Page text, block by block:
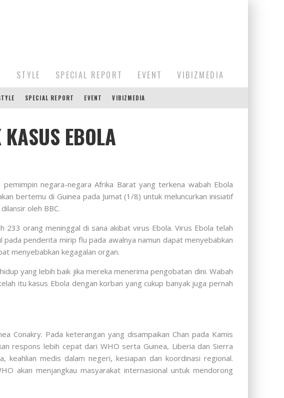
STYLE SPECIAL REPORT EVENT VIBIZMEDIA
SPECIAL REPORT EVENT VIBIZMEDIA
EBOLA
negara-negara Afrika Barat yang terkena wabah Ebola
bertemu di Guinea pada Jumat (1/8) untuk meluncurkan inisiatif
oleh BBC.
orang meninggal di sana akibat virus Ebola. Virus Ebola telah
penderita mirip flu pada awalnya namun dapat menyebabkan
menyebabkan kegagalan organ.
yang lebih baik jika mereka menerima pengobatan dini. Wabah
itu kasus Ebola dengan korban yang cukup banyak juga pernah
Conakry. Pada keterangan yang disampaikan Chan pada Kamis
respons lebih cepat dari WHO serta Guinea, Liberia dan Sierra
keahlian medis dalam negeri, kesiapan dan koordinasi regional.
akan menjangkau masyarakat internasional untuk mendorong